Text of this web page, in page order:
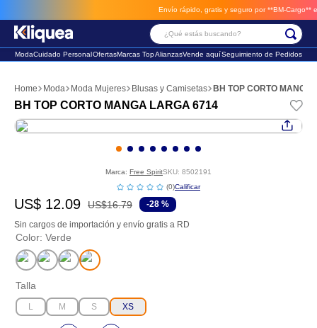
Envío rápido, gratis y seguro por **BM-Cargo**
¿Qué estás buscando?
ModaCuidado PersonalOfertasMarcas TopAlianzasVende aquíSeguimiento de Pedidos
Moda Moda Mujeres Blusas y Camisetas BH TOP CORTO MANGA
BH TOP CORTO MANGA LARGA 6714
Marca: Free SpiritSKU: 8502191
☆☆☆☆☆
(0)
US$ 12.09 US$16.79 -28 %
Sin cargos de importación y envío gratis a RD
Color: Verde
Talla
L M S XS
2. sandalia